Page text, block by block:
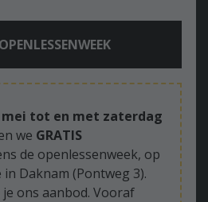
mei tot en met zaterdag
we GRATIS
de openlessenweek, op
Daknam (Pontweg 3).
ons aanbod. Vooraf